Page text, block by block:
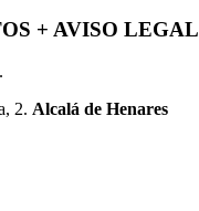
+ AVISO LEGAL
2. Alcalá de Henares